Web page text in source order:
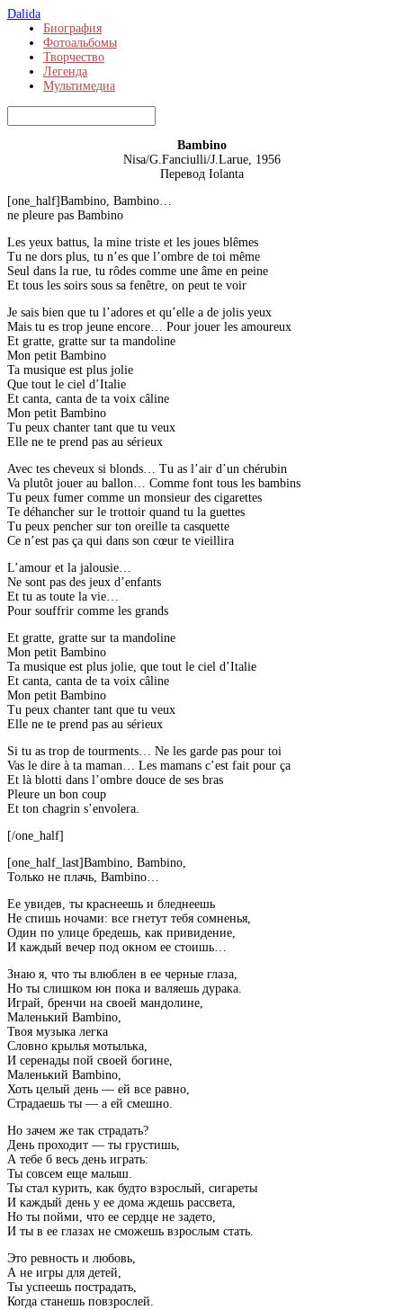
Dalida
Биография
Фотоальбомы
Творчество
Легенда
Мультимедиа
Bambino
Nisa/G.Fanciulli/J.Larue, 1956
Перевод Iolanta
[one_half]Bambino, Bambino…
ne pleure pas Bambino
Les yeux battus, la mine triste et les joues blêmes
Tu ne dors plus, tu n’es que l’ombre de toi même
Seul dans la rue, tu rôdes comme une âme en peine
Et tous les soirs sous sa fenêtre, on peut te voir
Je sais bien que tu l’adores et qu’elle a de jolis yeux
Mais tu es trop jeune encore… Pour jouer les amoureux
Et gratte, gratte sur ta mandoline
Mon petit Bambino
Ta musique est plus jolie
Que tout le ciel d’Italie
Et canta, canta de ta voix câline
Mon petit Bambino
Tu peux chanter tant que tu veux
Elle ne te prend pas au sérieux
Avec tes cheveux si blonds… Tu as l’air d’un chérubin
Va plutôt jouer au ballon… Comme font tous les bambins
Tu peux fumer comme un monsieur des cigarettes
Te déhancher sur le trottoir quand tu la guettes
Tu peux pencher sur ton oreille ta casquette
Ce n’est pas ça qui dans son cœur te vieillira
L’amour et la jalousie…
Ne sont pas des jeux d’enfants
Et tu as toute la vie…
Pour souffrir comme les grands
Et gratte, gratte sur ta mandoline
Mon petit Bambino
Ta musique est plus jolie, que tout le ciel d’Italie
Et canta, canta de ta voix câline
Mon petit Bambino
Tu peux chanter tant que tu veux
Elle ne te prend pas au sérieux
Si tu as trop de tourments… Ne les garde pas pour toi
Vas le dire à ta maman… Les mamans c’est fait pour ça
Et là blotti dans l’ombre douce de ses bras
Pleure un bon coup
Et ton chagrin s’envolera.
[/one_half]
[one_half_last]Bambino, Bambino,
Только не плачь, Bambino…
Ее увидев, ты краснеешь и бледнеешь
Не спишь ночами: все гнетут тебя сомненья,
Один по улице бредешь, как привидение,
И каждый вечер под окном ее стоишь…
Знаю я, что ты влюблен в ее черные глаза,
Но ты слишком юн пока и валяешь дурака.
Играй, бренчи на своей мандолине,
Маленький Bambino,
Твоя музыка легка
Словно крылья мотылька,
И серенады пой своей богине,
Маленький Bambino,
Хоть целый день — ей все равно,
Страдаешь ты — а ей смешно.
Но зачем же так страдать?
День проходит — ты грустишь,
А тебе б весь день играть:
Ты совсем еще малыш.
Ты стал курить, как будто взрослый, сигареты
И каждый день у ее дома ждешь рассвета,
Но ты пойми, что ее сердце не задето,
И ты в ее глазах не сможешь взрослым стать.
Это ревность и любовь,
А не игры для детей,
Ты успеешь пострадать,
Когда станешь повзрослей.